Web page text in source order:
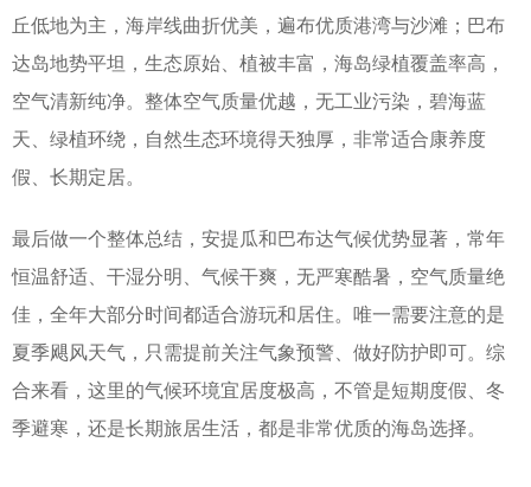
丘低地为主，海岸线曲折优美，遍布优质港湾与沙滩；巴布
达岛地势平坦，生态原始、植被丰富，海岛绿植覆盖率高，
空气清新纯净。整体空气质量优越，无工业污染，碧海蓝
天、绿植环绕，自然生态环境得天独厚，非常适合康养度
假、长期定居。
最后做一个整体总结，安提瓜和巴布达气候优势显著，常年
恒温舒适、干湿分明、气候干爽，无严寒酷暑，空气质量绝
佳，全年大部分时间都适合游玩和居住。唯一需要注意的是
夏季飓风天气，只需提前关注气象预警、做好防护即可。综
合来看，这里的气候环境宜居度极高，不管是短期度假、冬
季避寒，还是长期旅居生活，都是非常优质的海岛选择。